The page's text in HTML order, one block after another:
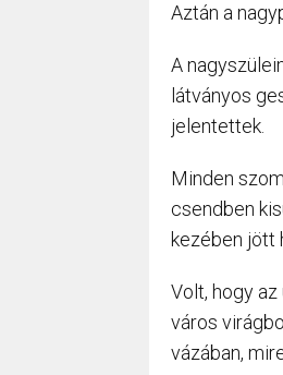
Aztán a
A
látványos
jelentettek.
Minden
csendben
kezében jött
Volt, hogy
város
vázában,